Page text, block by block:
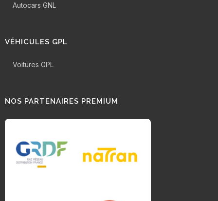
Autocars GNL
VÉHICULES GPL
Voitures GPL
NOS PARTENAIRES PREMIUM